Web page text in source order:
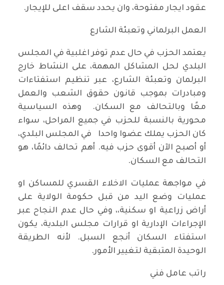
عقود ايجار مفتوحة، وان يحدد سقف اعلى للإيجار.
العمل البرلماني وتعبئة الشارع
يعتمد الحزب في حال عدم توفر اغلبية في المجلس
البلدي لحل المشاكل المهمة، على النشاط خارج
البرلمان وتعبئة الشارع، عبر تنظيم استفتاءات
ومبادرات بموجب قانون حقوق الشعب والعمل
معًا وبالتحالف مع السكان. وهذه السياسية
محورية بالنسبة للحزب في جميع المراحل، سواء
كان الحزب يملك عضوا واحدا في المجلس البلدي،
أو أصبح الآن أقوى حزب فيه. أهم تحالف دائمًا، هو
التحالف مع السكان.
في مواجهة عمليات الاخلاء القسري للمساكن او
عمليات وضع اليد من قبل حكومة الولاية على
أراض زراعية او سكنية،، وفي حال عدم النجاح عبر
الإجراءات الإدارية او قرارات مجلس البلدية، يكون
استفتاء السكان أنجع السبل. لأنه الطريقة
الوحيدة المتبقية لتغيير الأمور.
راتب عامل فني